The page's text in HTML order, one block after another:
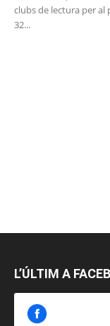
clubs de lectura per al
32...
L’ÚLTIM A